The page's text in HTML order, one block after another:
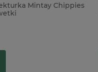
Mintay Chippies